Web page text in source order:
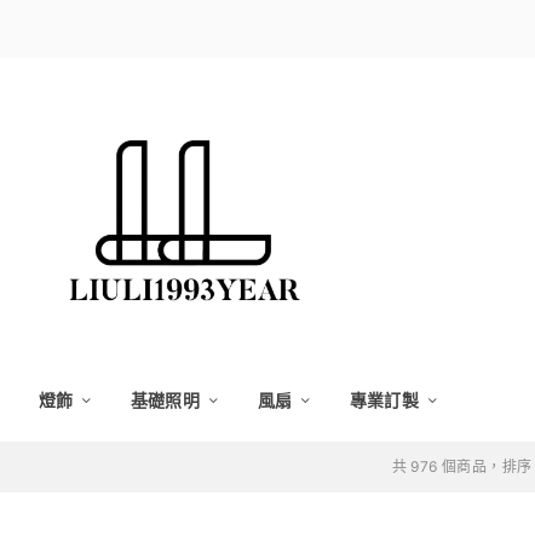
燈飾 基礎照明 風扇 專業訂製
共 976 個商品，排序